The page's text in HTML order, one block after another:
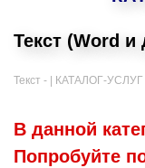
Текст (Word и
Текст - | КАТАЛОГ-УСЛУГ
В данной
Попробуйте